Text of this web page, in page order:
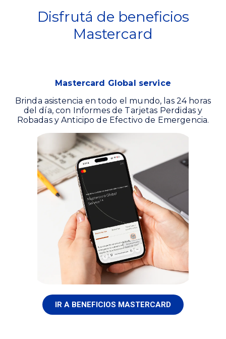
Disfrutá de beneficios
Mastercard
Mastercard Global service
Brinda asistencia en todo el mundo, las 24 horas
del día, con Informes de Tarjetas Perdidas y
Robadas y Anticipo de Efectivo de Emergencia.‎‎
IR A BENEFICIOS MASTERCARD